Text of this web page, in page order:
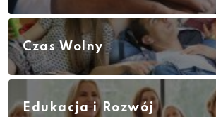
Czas Wolny
Edukacja i Rozwój